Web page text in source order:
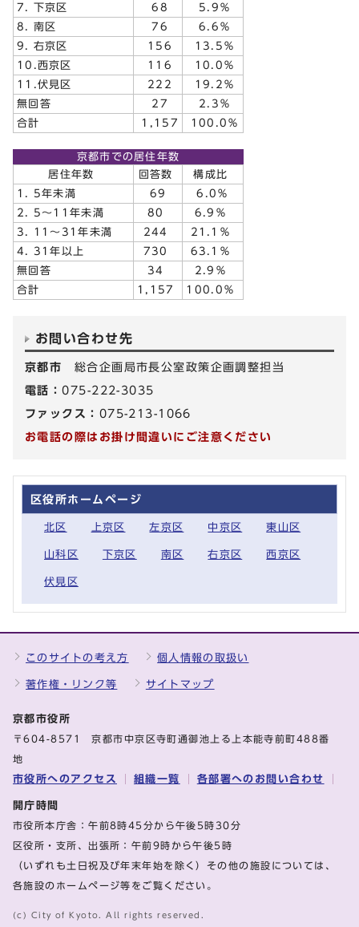
7. 下京区
68
5.9％
8. 南区
76
6.6％
9. 右京区
156
13.5％
10.西京区
116
10.0％
11.伏見区
222
19.2％
無回答
27
2.3％
合計
1,157 100.0％
京都市での居住年数
居住年数
回答数
構成比
1. 5年未満
69
6.0％
2. 5～11年未満
80
6.9％
3. 11～31年未満
244
21.1％
4. 31年以上
730
63.1％
無回答
34
2.9％
合計
1,157 100.0％
お問い合わせ先
京都市 総合企画局市長公室政策企画調整担当
電話：075-222-3035
ファックス： 075-213-1066
お電話の際はお掛け間違いにご注意ください
区役所ホームページ
北区 上京区 左京区 中京区 東山区
山科区 下京区 南区 右京区 西京区
伏見区
このサイトの考え方 個人情報の取扱い
著作権・リンク等 サイトマップ
京都市役所
〒604-8571 京都市中京区寺町通御池上る上本能寺前町488番
地
市役所へのアクセス 組織一覧 各部署へのお問い合わせ
開庁時間
市役所本庁舎：午前8時45分から午後5時30分
区役所・支所、出張所：午前9時から午後5時
（いずれも土日祝及び年末年始を除く）その他の施設については、
各施設のホームページ等をご覧ください。
(c) City of Kyoto. All rights reserved.